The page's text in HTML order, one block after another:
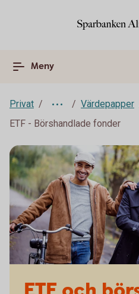
Meny
Privat
Värdepapper
ETF - Börshandlade fonder